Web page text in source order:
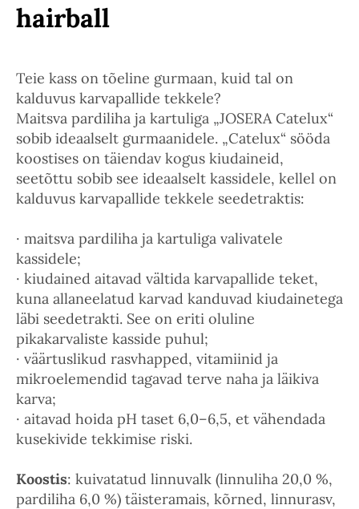
hairball
Teie kass on tõeline gurmaan, kuid tal on
kalduvus karvapallide tekkele?
Maitsva pardiliha ja kartuliga „JOSERA Catelux“
sobib ideaalselt gurmaanidele. „Catelux“ sööda
koostises on täiendav kogus kiudaineid,
seetõttu sobib see ideaalselt kassidele, kellel on
kalduvus karvapallide tekkele seedetraktis:
· maitsva pardiliha ja kartuliga valivatele
kassidele;
· kiudained aitavad vältida karvapallide teket,
kuna allaneelatud karvad kanduvad kiudainetega
läbi seedetrakti. See on eriti oluline
pikakarvaliste kasside puhul;
· väärtuslikud rasvhapped, vitamiinid ja
mikroelemendid tagavad terve naha ja läikiva
karva;
· aitavad hoida pH taset 6,0–6,5, et vähendada
kusekivide tekkimise riski.
Koostis: kuivatatud linnuvalk (linnuliha 20,0 %,
pardiliha 6,0 %) täisteramais, kõrned, linnurasv,